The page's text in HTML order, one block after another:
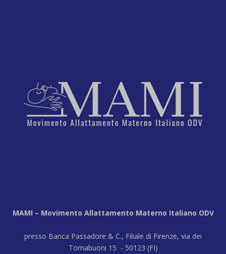
MAMI – Movimento Allattamento Materno Italiano ODV
presso Banca Passadore & C., Filiale di Firenze, via dei
Tornabuoni 15 - 50123 (FI)